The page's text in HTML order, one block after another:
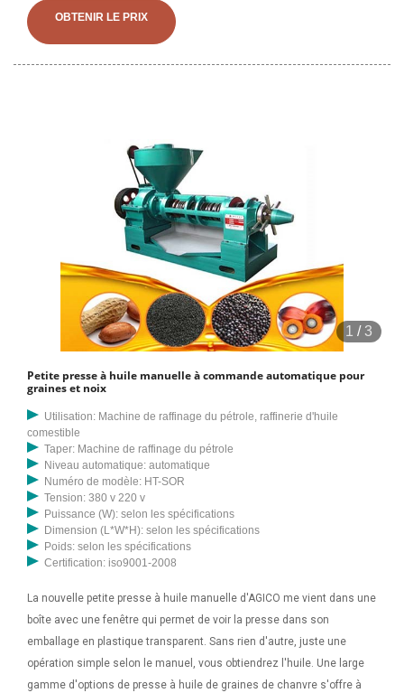
de noix de coco Expulseur d'huile de palmiste Nous personnalisons
une usine d'huile comestible 10-20T/D pour les ateliers de style
OBTENIR LE PRIX
1 /3
Petite presse à huile manuelle à commande automatique pour
graines et noix
Utilisation: Machine de raffinage du pétrole, raffinerie d'huile
comestible
Taper: Machine de raffinage du pétrole
Niveau automatique: automatique
Numéro de modèle: HT-SOR
Tension: 380 v 220 v
Puissance (W): selon les spécifications
Dimension (L*W*H): selon les spécifications
Poids: selon les spécifications
Certification: iso9001-2008
La nouvelle petite presse à huile manuelle d'AGICO me vient dans une
boîte avec une fenêtre qui permet de voir la presse dans son
emballage en plastique transparent. Sans rien d'autre, juste une
opération simple selon le manuel, vous obtiendrez l'huile. Une large
gamme d'options de presse à huile de graines de chanvre s'offre à